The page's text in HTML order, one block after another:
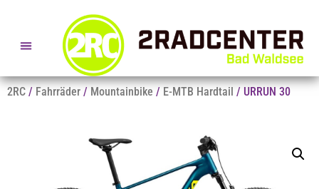
2RC / Fahrräder / Mountainbike / E-MTB Hardtail / URRUN 30